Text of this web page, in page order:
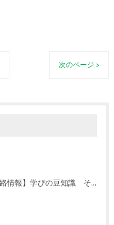
次のページ >
【体験授業】【進路情報】学びの豆知識 その108 やはり、これに帰ってくる？｜英賀保駅前のすらら学習塾姫路英賀保校